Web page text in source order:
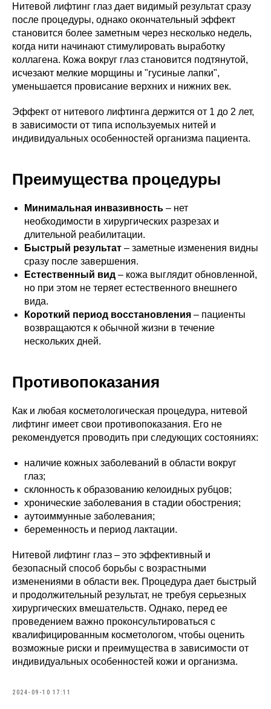
Нитевой лифтинг глаз дает видимый результат сразу
после процедуры, однако окончательный эффект
становится более заметным через несколько недель,
когда нити начинают стимулировать выработку
коллагена. Кожа вокруг глаз становится подтянутой,
исчезают мелкие морщины и "гусиные лапки",
уменьшается провисание верхних и нижних век.
Эффект от нитевого лифтинга держится от 1 до 2 лет,
в зависимости от типа используемых нитей и
индивидуальных особенностей организма пациента.
Преимущества процедуры
Минимальная инвазивность – нет
необходимости в хирургических разрезах и
длительной реабилитации.
Быстрый результат – заметные изменения видны
сразу после завершения.
Естественный вид – кожа выглядит обновленной,
но при этом не теряет естественного внешнего
вида.
Короткий период восстановления – пациенты
возвращаются к обычной жизни в течение
нескольких дней.
Противопоказания
Как и любая косметологическая процедура, нитевой
лифтинг имеет свои противопоказания. Его не
рекомендуется проводить при следующих состояниях:
наличие кожных заболеваний в области вокруг
глаз;
склонность к образованию келоидных рубцов;
хронические заболевания в стадии обострения;
аутоиммунные заболевания;
беременность и период лактации.
Нитевой лифтинг глаз – это эффективный и
безопасный способ борьбы с возрастными
изменениями в области век. Процедура дает быстрый
и продолжительный результат, не требуя серьезных
хирургических вмешательств. Однако, перед ее
проведением важно проконсультироваться с
квалифицированным косметологом, чтобы оценить
возможные риски и преимущества в зависимости от
индивидуальных особенностей кожи и организма.
2024-09-10 17:11